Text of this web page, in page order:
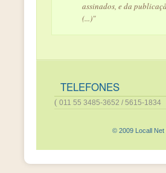
assinados, e da
(...)"
TELEFONES
( 011 55 3485-3652 / 5615-1834
© 2009 Locall